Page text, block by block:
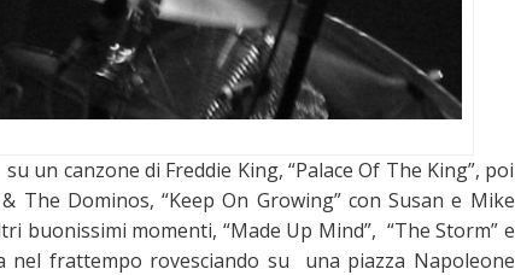
un canzone di Freddie King, “Palace Of The King”, poi
Dominos, “Keep On Growing” con Susan e Mike
buonissimi momenti, “Made Up Mind”, “The Storm” e
nel frattempo rovesciando su una piazza Napoleone